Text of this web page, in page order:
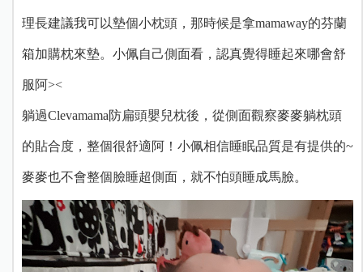
理長建議我可以墊個小枕頭，那時候是拿mamaway的芬蘭
箱加購枕來墊。小佩自己側面看，認真覺得睡起來哪會舒
服阿><
躺過Clevamama防扁頭嬰兒枕後，從側面觀察麥麥躺枕頭
的貼合度，整個很舒適阿！小佩相信睡眠品質是有提供的~
麥麥也不會整個臉睡超側面，就不怕頭睡成馬臉。